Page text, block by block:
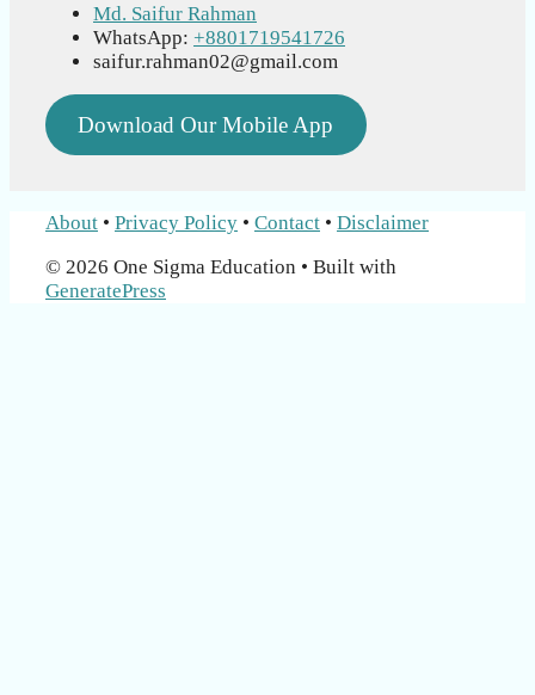
Md. Saifur Rahman
WhatsApp: +8801719541726
saifur.rahman02@gmail.com
Download Our Mobile App
About • Privacy Policy • Contact • Disclaimer
© 2026 One Sigma Education • Built with
GeneratePress